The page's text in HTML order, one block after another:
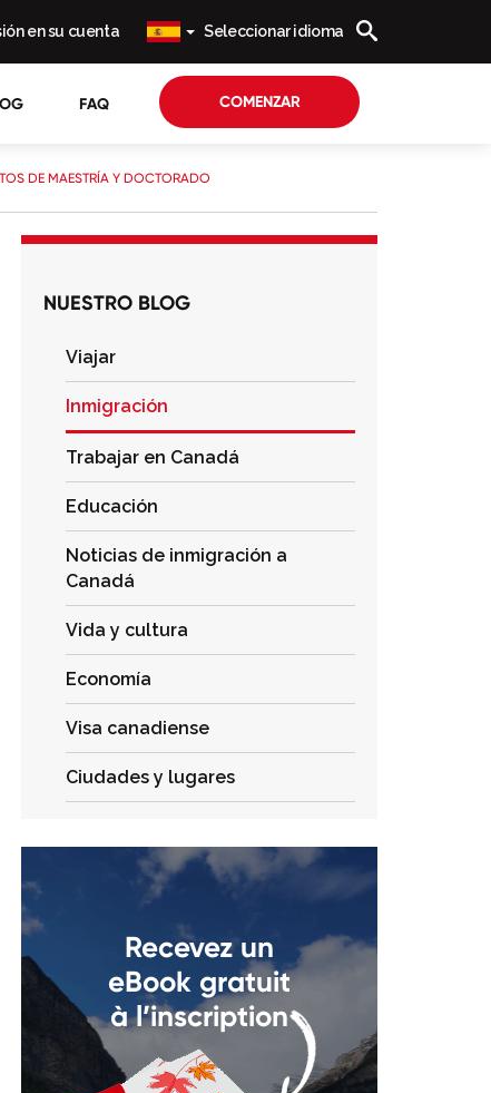
en su cuenta Seleccionar idioma
FAQ COMENZAR
DE MAESTRÍA Y DOCTORADO
NUESTRO BLOG
Viajar
Inmigración
Trabajar en Canadá
Educación
Noticias de inmigración a
Canadá
Vida y cultura
Economía
Visa canadiense
Ciudades y lugares
Recevez un
eBook gratuit
à l’inscription